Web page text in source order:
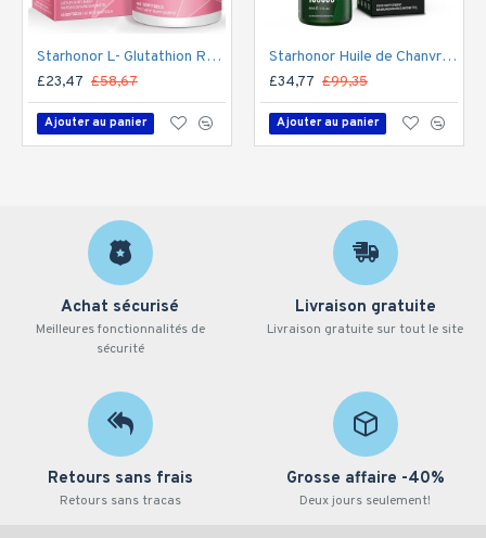
Starhonor L- Glutathion Réduit Softgels 1000mg (60 Capsules), NAC N-Acétyl-Cystéine Supplémen
£23,47 £58,67
Ajouter au panier
Starhonor Huile de Chanvre 95% 100000mg – Gouttes de CBD Haute Puissance 60ml | Extrait Naturel de Chanvre pour la Relaxation et le Bien-Être, Made in USA
£34,77 £99,35
Ajouter au panier
Achat sécurisé
Meilleures fonctionnalités de
sécurité
Livraison gratuite
Livraison gratuite sur tout le site
Retours sans frais
Retours sans tracas
Grosse affaire -40%
Deux jours seulement!